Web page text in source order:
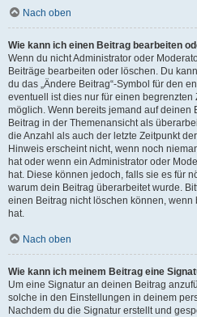
Nach oben
Wie kann ich einen Beitrag bearbeiten
Wenn du nicht Administrator oder
Beiträge bearbeiten oder löschen. Du
du das „Ändere Beitrag“-Symbol für den
eventuell ist dies nur für einen
möglich. Wenn bereits jemand auf deinen
Beitrag in der Themenansicht als
die Anzahl als auch der letzte Zeitpunkt
Hinweis erscheint nicht, wenn noch
hat oder wenn ein Administrator oder
hat. Diese können jedoch, falls sie es für
warum dein Beitrag überarbeitet wurde.
einen Beitrag nicht löschen können,
hat.
Nach oben
Wie kann ich meinem Beitrag eine
Um eine Signatur an deinen Beitrag
solche in den Einstellungen in deinem
Nachdem du die Signatur erstellt und